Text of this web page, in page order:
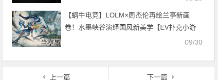
【蜗牛电竞】LOLM×周杰伦再绘兰亭新画
卷！水墨峡谷演绎国风新美学【EV扑克小游
09/30
上一篇 下一篇